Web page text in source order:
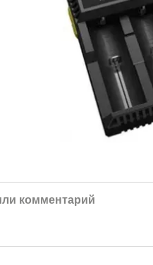
комментарий